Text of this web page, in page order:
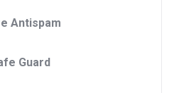
Antispam
Guard